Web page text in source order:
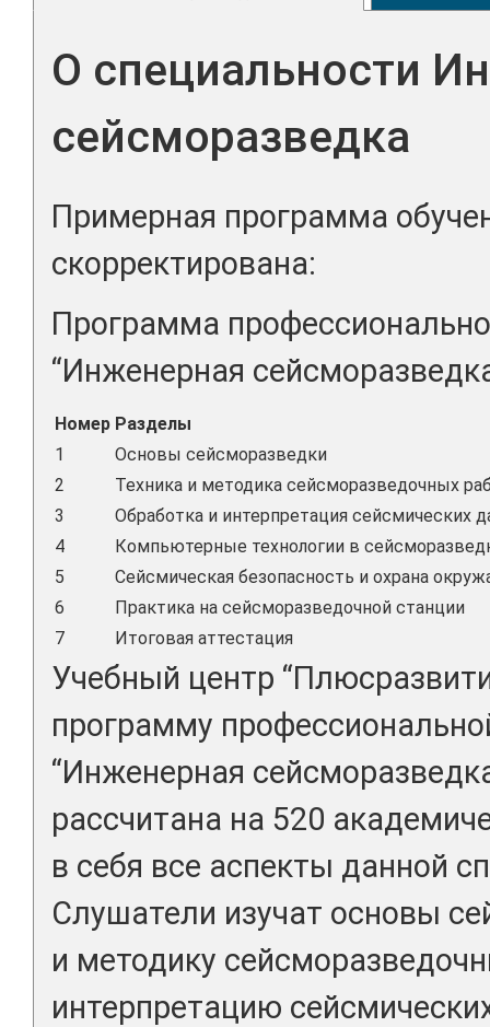
О специальности
сейсморазведка
Примерная программа
скорректирована:
Программа
“Инженерная
Номер Разделы
1
Основы сейсморазведки
2
Техника и методика сейсморазведочных
3
Обработка и интерпретация сейсмических
4
Компьютерные технологии в
5
Сейсмическая безопасность и охрана
6
Практика на сейсморазведочной станции
7
Итоговая аттестация
Учебный центр
программу
“Инженерная
рассчитана на 520
в себя все аспекты данной
Слушатели изучат основы
и методику
интерпретацию